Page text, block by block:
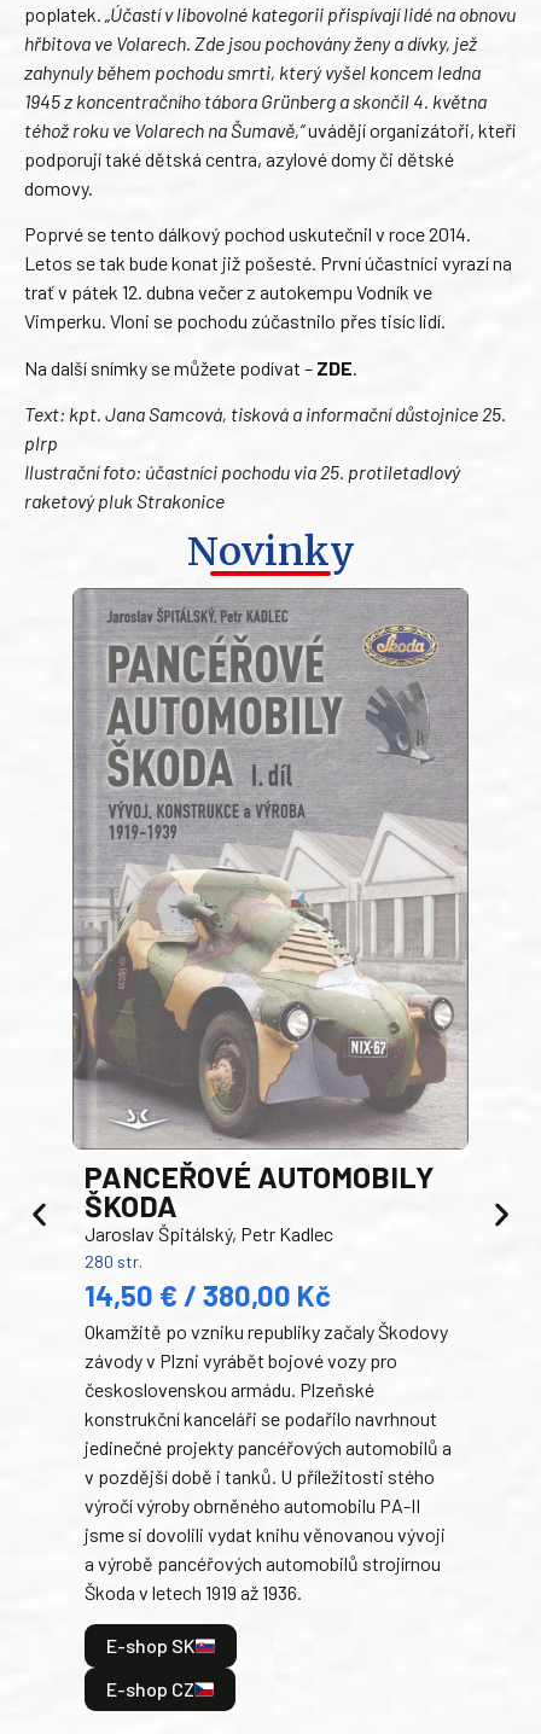
poplatek. „Účastí v libovolné kategorii přispívají lidé na obnovu
hřbitova ve Volarech. Zde jsou pochovány ženy a dívky, jež
zahynuly během pochodu smrti, který vyšel koncem ledna
1945 z koncentračního tábora Grünberg a skončil 4. května
téhož roku ve Volarech na Šumavě,“uvádějí organizátoři, kteří
podporují také dětská centra, azylové domy či dětské
domovy.
Poprvé se tento dálkový pochod uskutečnil v roce 2014.
Letos se tak bude konat již pošesté. První účastníci vyrazí na
trať v pátek 12. dubna večer z autokempu Vodník ve
Vimperku. Vloni se pochodu zúčastnilo přes tisíc lidí.
Na další snímky se můžete podívat – ZDE
Text: kpt. Jana Samcová, tisková a informační důstojnice 25.
plrp
Ilustrační foto: účastníci pochodu via 25. protiletadlový
raketový pluk Strakonice
Novinky
PANCEŘOVÉ AUTOMOBILY
ŠKODA
Jaroslav Špitálský, Petr Kadlec
280 str.
14,50 € / 380,00 Kč
Okamžitě po vzniku republiky začaly Škodovy
závody v Plzni vyrábět bojové vozy pro
československou armádu. Plzeňské
konstrukční kanceláři se podařilo navrhnout
jedinečné projekty pancéřových automobilů a
v pozdější době i tanků. U příležitosti stého
výročí výroby obrněného automobilu PA-II
jsme si dovolili vydat knihu věnovanou vývoji
a výrobě pancéřových automobilů strojírnou
Škoda v letech 1919 až 1936.
E-shop SK
E-shop CZ